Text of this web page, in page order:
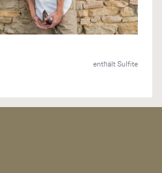
enthält Sulfite